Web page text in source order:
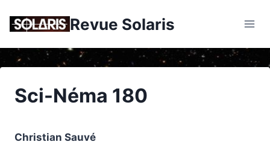
Revue Solaris
Sci-Néma 180
Christian Sauvé